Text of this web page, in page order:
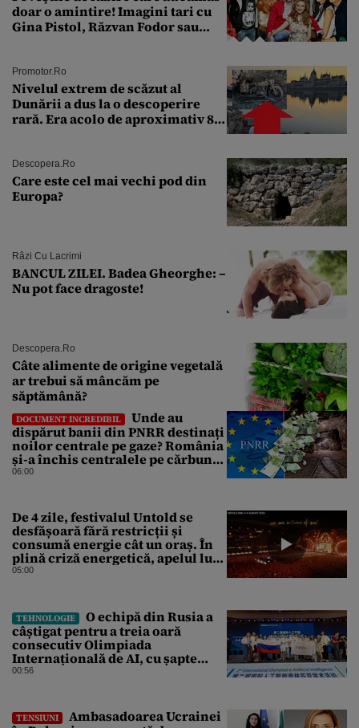
doar o amintire! Imagini tari cu
Gina Pistol, Răzvan Fodor sau
Promotor.ro
Nivelul extrem de scăzut al
Dunării a dus la o descoperire
rară. Era acolo de aproximativ 80
Descopera.ro
Care este cel mai vechi pod din
Europa?
Râzi Cu Lacrimi
BANCUL ZILEI. Badea Gheorghe: –
Nu pot face dragoste!
Descopera.ro
Câte alimente de origine vegetală
ar trebui să mâncăm pe
săptămână?
DOCUMENT INCREDIBIL
Unde au
dispărut banii din PNRR destinați
noilor centrale pe gaze? România
și-a închis centralele pe cărbune
în ritm galopant, dar nu a pus
06:00
De 4 zile, festivalul Untold se
desfășoară fără restricții și
consumă energie cât un oraș. În
plină criză energetică, apelul lui
Bolojan de economisire a
partid, Emil Boc
05:00
TEHNOLOGIE
O echipă din Rusia a
câștigat pentru a treia oară
consecutiv Olimpiada
Internațională de AI, cu șapte
medalii din aur și una de bronz
00:56
TENSIUNI
Ambasadoarea Ucrainei